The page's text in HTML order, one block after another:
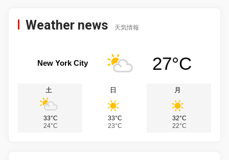
Weather news 天気情報
New York City 27°C
土
33°C
24°C
日
33°C
23°C
月
32°C
22°C